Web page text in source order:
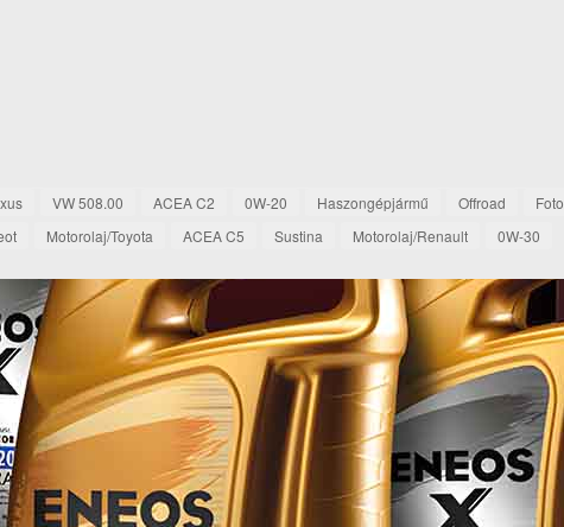
VW 508.00 ACEA C2 0W-20 Haszongépjármű Offroad Foto
Motorolaj/Toyota ACEA C5 Sustina Motorolaj/Renault 0W-30